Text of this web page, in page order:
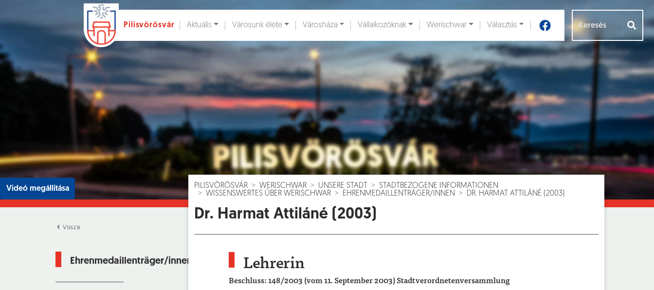
Ugrás a fő tartalomhoz
Pilisvörösvár Aktuális Városunk élete Városháza Vállalkozóknak Werischwar Választás
Videó megállítása
Vissza
Ehrenmedaillenträger/innen
PILISVÖRÖSVÁR WERISCHWAR UNSERE STADT
STADTBEZOGENE INFORMATIONEN
WISSENSWERTES ÜBER WERISCHWAR
EHRENMEDAILLENTRÄGER/INNEN DR. HARMAT ATTILÁNÉ (2003)
Dr. Harmat Attiláné (2003)
Lehrerin
Beschluss: 148/2003 (vom 11. September 2003) Stadtverordnetenversammlung
Események [] Dokumentumok [